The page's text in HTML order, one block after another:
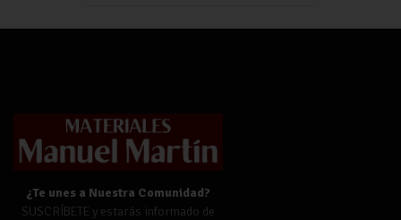
¿Te unes a Nuestra Comunidad?
SUSCRÍBETE y estarás informado de